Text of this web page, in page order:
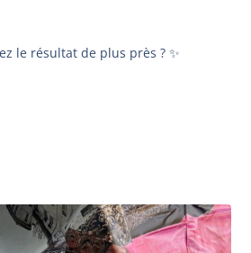
le résultat de plus près ? ✨